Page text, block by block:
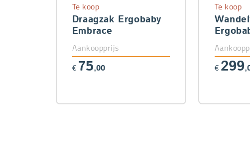
Draagzak Ergobaby
Embrace
Te koop
Aankoopprijs
€ 75,00
Te koop
€ 299